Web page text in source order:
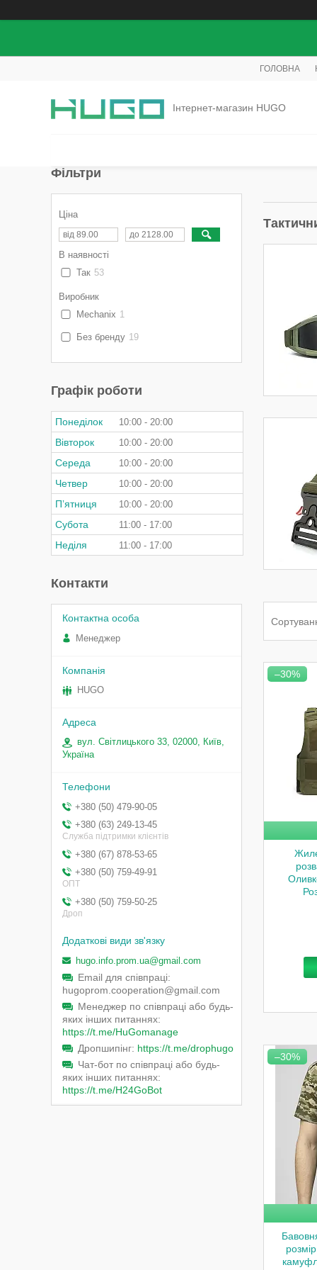
ГОЛОВНА
Інтернет-магазин HUGO
–30%
–30%
Фільтри
Ціна
В наявності
Так 53
Виробник
Mechanix 1
Без бренду 19
Графік роботи
Понеділок 10:00 20:00
Вівторок 10:00 20:00
Середа 10:00 20:00
Четвер 10:00 20:00
Пʼятниця 10:00 20:00
Субота 11:00 17:00
Неділя 11:00 17:00
Контакти
Менеджер
HUGO
вул. Світлицького 33, 02000, Київ,
Україна
+380 (50) 479-90-05
+380 (63) 249-13-45
Служба підтримки клієнтів
+380 (67) 878-53-65
+380 (50) 759-49-91
ОПТ
+380 (50) 759-50-25
Дроп
hugo.info.prom.ua@gmail.com
Email для співпраці
hugoprom.cooperation@gmail.com
Менеджер по співпраці або будь-
яких інших питаннях
https://t.me/HuGomanage
Дропшипінг https://t.me/drophugo
Чат-бот по співпраці або будь-
яких інших питаннях
https://t.me/H24GoBot